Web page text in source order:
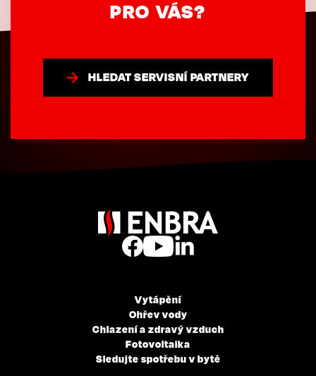
PRO VÁS?
HLEDAT SERVISNÍ PARTNERY
Vytápění
Ohřev vody
Chlazení a zdravý vzduch
Fotovoltaika
Sledujte spotřebu v bytě